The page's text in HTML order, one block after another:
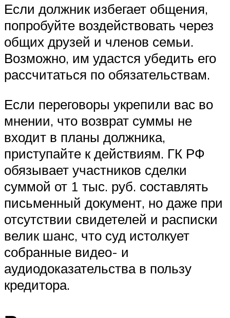
Если должник избегает общения,
попробуйте воздействовать через
общих друзей и членов семьи.
Возможно, им удастся убедить его
рассчитаться по обязательствам.
Если переговоры укрепили вас во
мнении, что возврат суммы не
входит в планы должника,
приступайте к действиям. ГК РФ
обязывает участников сделки
суммой от 1 тыс. руб. составлять
письменный документ, но даже при
отсутствии свидетелей и расписки
велик шанс, что суд истолкует
собранные видео- и
аудиодоказательства в пользу
кредитора.